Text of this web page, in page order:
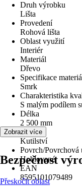
Druh výrobku
Lišta
Provedení
Rohová lišta
Oblast využití
Interiér
Materiál
Dřevo
Specifikace
Smrk
Charakteristika
S malým podílem
Délka
2 500 mm
Využití
Kutilství
Povrch/Povrchová
Hoblované
EAN
8595101079489
Zobrazit více
Bezpečnost
Přeskočit oblast